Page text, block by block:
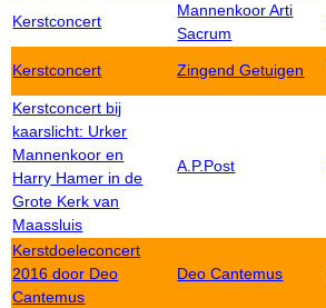
Kerstconcert
Mannenkoor Arti
Sacrum
Kerstconcert Zingend Getuigen
Kerstconcert bij
kaarslicht: Urker
Mannenkoor en
Harry Hamer in de
Grote Kerk van
Maassluis
A.P.Post
Kerstdoeleconcert
2016 door Deo
Cantemus
Deo Cantemus